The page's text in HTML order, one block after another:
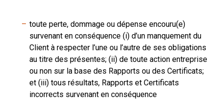
toute perte, dommage ou dépense encouru(e)
survenant en conséquence (i) d’un manquement du
Client à respecter l’une ou l’autre de ses obligations
au titre des présentes; (ii) de toute action entreprise
ou non sur la base des Rapports ou des Certificats;
et (iii) tous résultats, Rapports et Certificats
incorrects survenant en conséquence